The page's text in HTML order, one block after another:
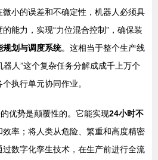
微小的误差和不确定性，机器人必须具
能力，实现“力位混合控制”，确保装
规划与调度系统。这相当于整个生产线
器人”这个复杂任务分解成成千上万个
执行单元协同作业。
优势是颠覆性的。它能实现24小时不
效率；将人类从危险、繁重和高度精密
数字化孪生技术，在生产前进行全流